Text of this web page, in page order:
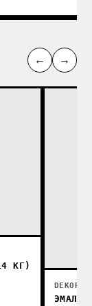
← →
КГ)
DEKOR
ЭМАЛЬ